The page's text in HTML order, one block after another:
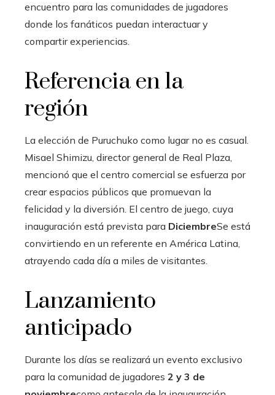
encuentro para las comunidades de jugadores
donde los fanáticos puedan interactuar y
compartir experiencias.
Referencia en la
región
La elección de Puruchuko como lugar no es casual.
Misael Shimizu, director general de Real Plaza,
mencionó que el centro comercial se esfuerza por
crear espacios públicos que promuevan la
felicidad y la diversión. El centro de juego, cuya
inauguración está prevista para DiciembreSe está
convirtiendo en un referente en América Latina,
atrayendo cada día a miles de visitantes.
Lanzamiento
anticipado
Durante los días se realizará un evento exclusivo
para la comunidad de jugadores 2 y 3 de